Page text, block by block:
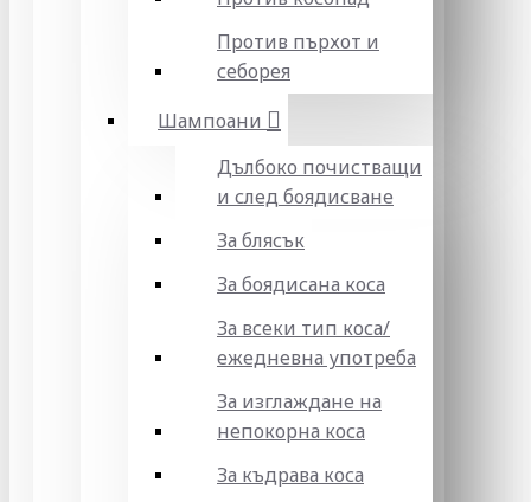
Против пърхот и
себорея
Шампоани
Дълбоко почистващи
и след боядисване
За блясък
За боядисана коса
За всеки тип коса/
ежедневна употреба
За изглаждане на
непокорна коса
За къдрава коса